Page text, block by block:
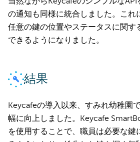
の通知も同様に統合しました。これ
任意の鍵の位置やステータスに関す
できるようになりました。
結果
Keycafeの導入以来、すみれ幼稚園
幅に向上しました。Keycafe
を使用することで、職員は必要な鍵